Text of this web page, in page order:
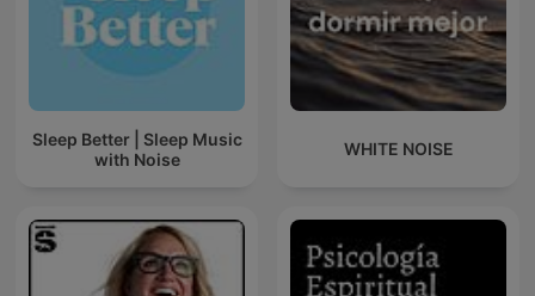
Sleep Better | Sleep Music
with Noise
WHITE NOISE